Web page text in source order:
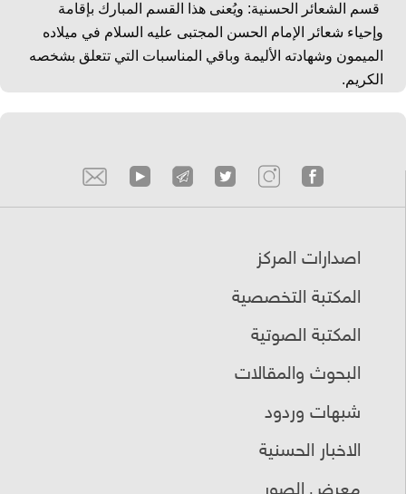
قسم الشعائر الحسنية: ويُعنى هذا القسم المبارك بإقامة
وإحياء شعائر الإمام الحسن المجتبى عليه السلام في ميلاده
الميمون وشهادته الأليمة وباقي المناسبات التي تتعلق بشخصه
الكريم.
اصدارات المركز
المكتبة التخصصية
المكتبة الصوتية
البحوث والمقالات
شبهات وردود
الاخبار الحسنية